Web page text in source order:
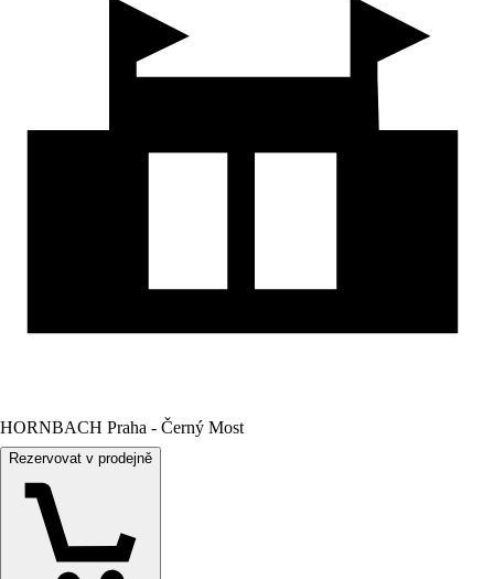
HORNBACH Praha - Černý Most
Rezervovat v prodejně